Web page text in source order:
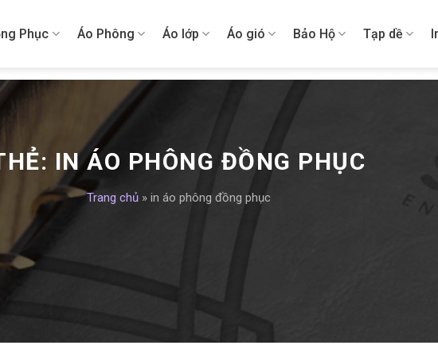
Phục Áo Phông Áo lớp Áo gió Bảo Hộ Tạp dề
IN ÁO PHÔNG ĐỒNG PHỤC
Trang chủ» in áo phông đồng phục